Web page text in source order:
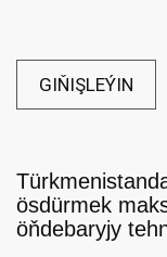
GIŇIŞLEÝIN
ösdürmek
öňdebaryjy